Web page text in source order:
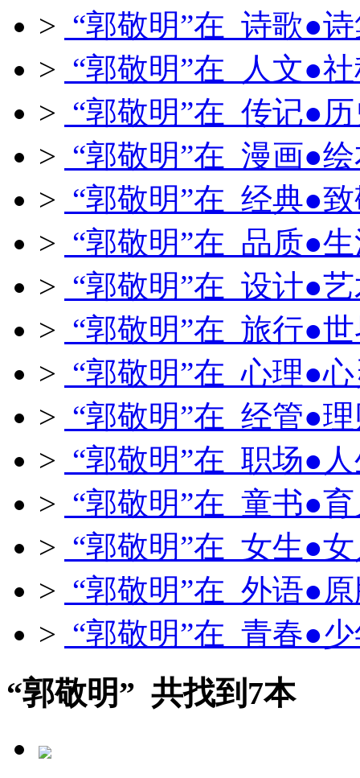
> “郭敬明”在 诗歌●
> “郭敬明”在 人文●
> “郭敬明”在 传记●
> “郭敬明”在 漫画●
> “郭敬明”在 经典●
> “郭敬明”在 品质●
> “郭敬明”在 设计●
> “郭敬明”在 旅行●
> “郭敬明”在 心理●
> “郭敬明”在 经管●
> “郭敬明”在 职场●
> “郭敬明”在 童书●
> “郭敬明”在 女生●
> “郭敬明”在 外语●
> “郭敬明”在 青春●
“郭敬明” 共找到7本